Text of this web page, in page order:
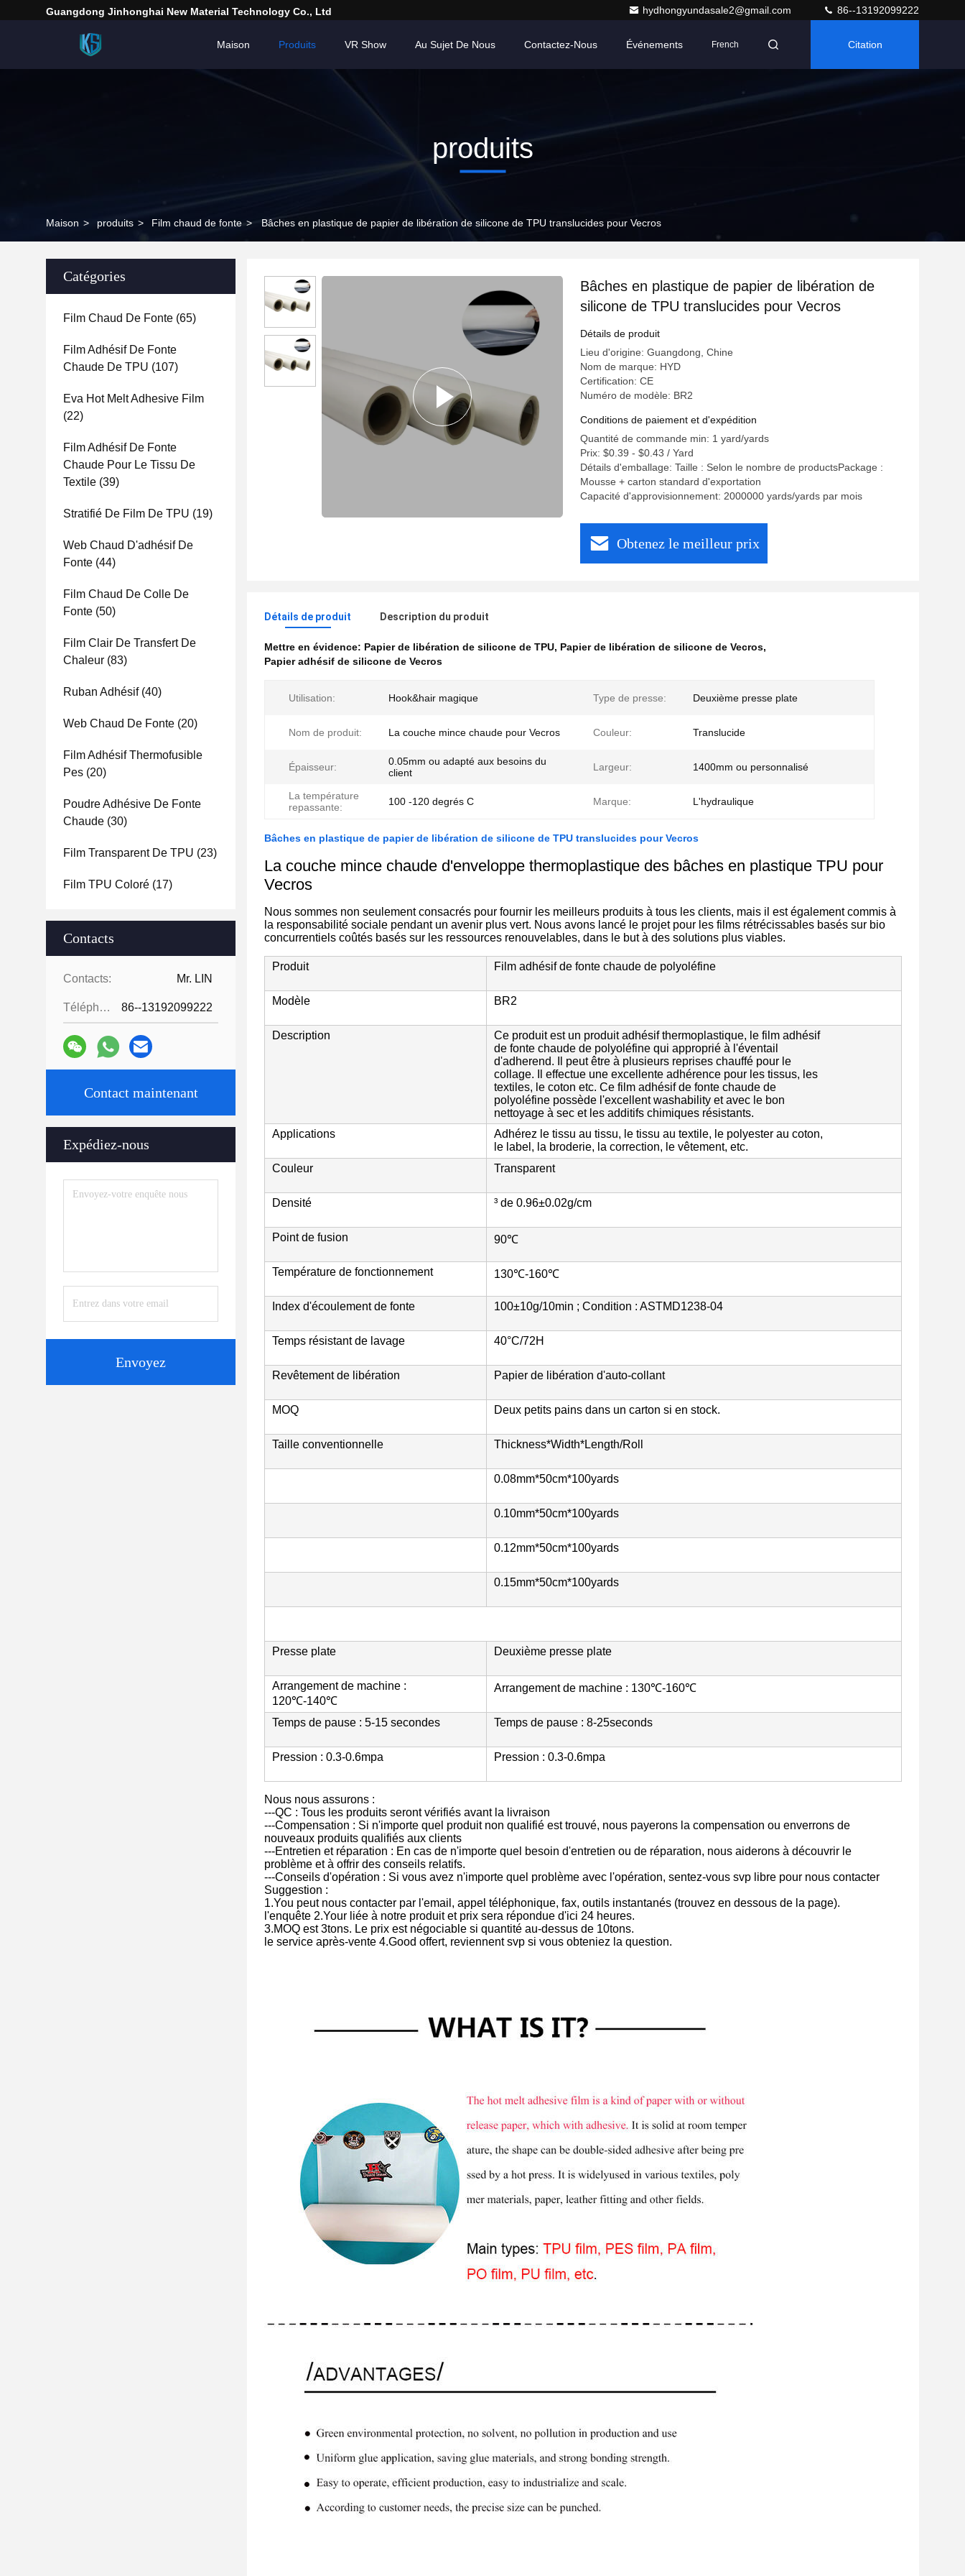
Guangdong Jinhonghai New Material Technology Co., Ltd hydhongyundasale2@gmail.com 86--13192099222
Maison Produits VR Show Au Sujet De Nous Contactez-Nous Événements French Citation
produits
Maison > produits > Film chaud de fonte > Bâches en plastique de papier de libération de silicone de TPU translucides pour Vecros
Catégories
Film Chaud De Fonte (65)
Film Adhésif De Fonte
Chaude De TPU (107)
Eva Hot Melt Adhesive Film
(22)
Film Adhésif De Fonte
Chaude Pour Le Tissu De
Textile (39)
Stratifié De Film De TPU (19)
Web Chaud D'adhésif De
Fonte (44)
Film Chaud De Colle De
Fonte (50)
Film Clair De Transfert De
Chaleur (83)
Ruban Adhésif(40)
Web Chaud De Fonte (20)
Film Adhésif Thermofusible
Pes (20)
Poudre Adhésive De Fonte
Chaude (30)
Film Transparent De TPU (23)
Film TPU Coloré (17)
Contacts
Contacts: Mr. LIN
Téléphone: 86--13192099222
Contact maintenant
Expédiez-nous
Envoyez
Bâches en plastique de papier de libération de
silicone de TPU translucides pour Vecros
Détails de produit
Lieu d'origine: Guangdong, Chine
Nom de marque: HYD
Certification: CE
Numéro de modèle: BR2
Conditions de paiement et d'expédition
Quantité de commande min: 1 yard/yards
Prix: $0.39 - $0.43 / Yard
Détails d'emballage: Taille : Selon le nombre de productsPackage :
Mousse + carton standard d'exportation
Capacité d'approvisionnement: 2000000 yards/yards par mois
Obtenez le meilleur prix
Détails de produit Description du produit
Mettre en évidence: Papier de libération de silicone de TPU, Papier de libération de silicone de Vecros,
Papier adhésif de silicone de Vecros
Utilisation: Hook&hair magique Type de presse: Deuxième presse plate
Nom de produit: La couche mince chaude pour Vecros Couleur: Translucide
Épaisseur:
0.05mm ou adapté aux besoins du
client
Largeur: 1400mm ou personnalisé
La température
repassante:
100 -120 degrés C Marque: L'hydraulique
Bâches en plastique de papier de libération de silicone de TPU translucides pour Vecros
La couche mince chaude d'enveloppe thermoplastique des bâches en plastique TPU pour
Vecros
Nous sommes non seulement consacrés pour fournir les meilleurs produits à tous les clients, mais il est également commis à
la responsabilité sociale pendant un avenir plus vert. Nous avons lancé le projet pour les films rétrécissables basés sur bio
concurrentiels coûtés basés sur les ressources renouvelables, dans le but à des solutions plus viables.
Produit Film adhésif de fonte chaude de polyoléfine
Modèle BR2
Description
Ce produit est un produit adhésif thermoplastique, le film adhésif
de fonte chaude de polyoléfine qui approprié à l'éventail
d'adherend. Il peut être à plusieurs reprises chauffé pour le
collage. Il effectue une excellente adhérence pour les tissus, les
textiles, le coton etc. Ce film adhésif de fonte chaude de
polyoléfine possède l'excellent washability et avec le bon
nettoyage à sec et les additifs chimiques résistants.
Applications
Adhérez le tissu au tissu, le tissu au textile, le polyester au coton,
le label, la broderie, la correction, le vêtement, etc.
Couleur
Transparent
Densité ³ de 0.96±0.02g/cm
Point de fusion 90℃
Température de fonctionnement 130℃-160℃
Index d'écoulement de fonte 100±10g/10min ; Condition : ASTMD1238-04
Temps résistant de lavage 40°C/72H
Revêtement de libération Papier de libération d'auto-collant
MOQ Deux petits pains dans un carton si en stock.
Taille conventionnelle Thickness*Width*Length/Roll
0.08mm*50cm*100yards
0.10mm*50cm*100yards
0.12mm*50cm*100yards
0.15mm*50cm*100yards
Presse plate Deuxième presse plate
Arrangement de machine :
120℃-140℃
Arrangement de machine : 130℃-160℃
Temps de pause : 5-15 secondes Temps de pause : 8-25seconds
Pression : 0.3-0.6mpa Pression : 0.3-0.6mpa
Nous nous assurons :
---QC : Tous les produits seront vérifiés avant la livraison
---Compensation : Si n'importe quel produit non qualifié est trouvé, nous payerons la compensation ou enverrons de
nouveaux produits qualifiés aux clients
---Entretien et réparation : En cas de n'importe quel besoin d'entretien ou de réparation, nous aiderons à découvrir le
problème et à offrir des conseils relatifs.
---Conseils d'opération : Si vous avez n'importe quel problème avec l'opération, sentez-vous svp libre pour nous contacter
Suggestion :
1.You peut nous contacter par l'email, appel téléphonique, fax, outils instantanés (trouvez en dessous de la page).
l'enquête 2.Your liée à notre produit et prix sera répondue d'ici 24 heures.
3.MOQ est 3tons. Le prix est négociable si quantité au-dessus de 10tons.
le service après-vente 4.Good offert, reviennent svp si vous obteniez la question.